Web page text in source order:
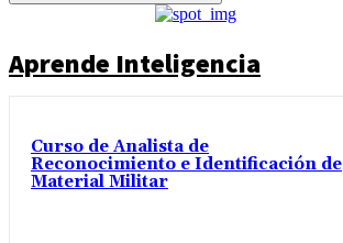
Aprende Inteligencia
Curso de Analista de
Reconocimiento e Identificación de
Material Militar